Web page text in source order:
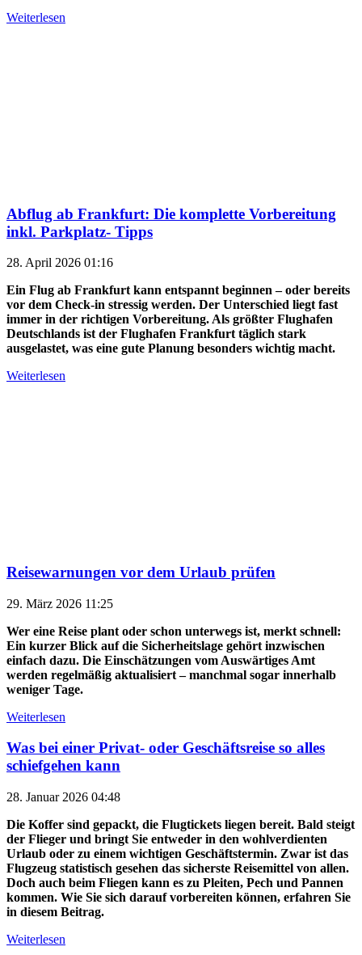
Weiterlesen
Abflug ab Frankfurt: Die komplette Vorbereitung
inkl. Parkplatz- Tipps
28. April 2026 01:16
Ein Flug ab Frankfurt kann entspannt beginnen – oder bereits
vor dem Check-in stressig werden. Der Unterschied liegt fast
immer in der richtigen Vorbereitung. Als größter Flughafen
Deutschlands ist der Flughafen Frankfurt täglich stark
ausgelastet, was eine gute Planung besonders wichtig macht.
Weiterlesen
Reisewarnungen vor dem Urlaub prüfen
29. März 2026 11:25
Wer eine Reise plant oder schon unterwegs ist, merkt schnell:
Ein kurzer Blick auf die Sicherheitslage gehört inzwischen
einfach dazu. Die Einschätzungen vom Auswärtiges Amt
werden regelmäßig aktualisiert – manchmal sogar innerhalb
weniger Tage.
Weiterlesen
Was bei einer Privat- oder Geschäftsreise so alles
schiefgehen kann
28. Januar 2026 04:48
Die Koffer sind gepackt, die Flugtickets liegen bereit. Bald steigt
der Flieger und bringt Sie entweder in den wohlverdienten
Urlaub oder zu einem wichtigen Geschäftstermin. Zwar ist das
Flugzeug statistisch gesehen das sicherste Reisemittel von allen.
Doch auch beim Fliegen kann es zu Pleiten, Pech und Pannen
kommen. Wie Sie sich darauf vorbereiten können, erfahren Sie
in diesem Beitrag.
Weiterlesen